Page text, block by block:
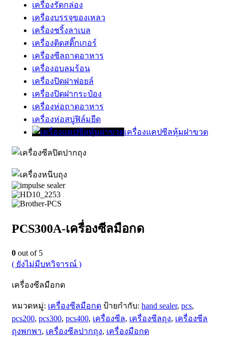
เครื่องรัดกล่อง
เครื่องบรรจุของเหลว
เครื่องชริ้งลาเบล
เครื่องติดสติ๊กเกอร์
เครื่องซีลถาดอาหาร
เครื่องอบลมร้อน
เครื่องปิดฝาฟอยล์
เครื่องปิดฝากระป๋อง
เครื่องห่อถาดอาหาร
เครื่องห่อสบู่ฟิล์มยืด
เครื่องแคปซีลหุ้มฝาขวด
PCS300A-เครื่องซีลมือกด
0 out of 5
( ยังไม่มีบทวิจารณ์ )
เครื่องซีลมือกด
หมวดหมู่: เครื่องซีลมือกด ป้ายกำกับ: hand sealer, pcs,
pcs200, pcs300, pcs400, เครื่องซีล, เครื่องซีลถุง, เครื่องซีล
ถุงพกพา, เครื่องซีลปากถุง, เครื่องมือกด